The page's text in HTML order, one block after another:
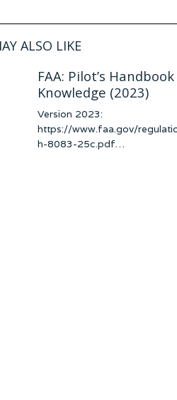
ALSO LIKE
FAA: Pilot’s
Knowledge (2023)
Version 2023:
https://www.faa.gov/
h-8083-25c.pdf…